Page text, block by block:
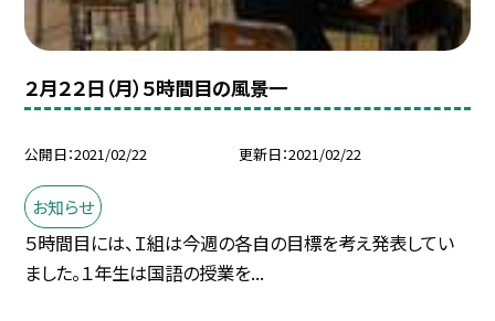
２月２２日（月）５時間目の風景一
公開日 2021/02/22 更新日 2021/02/22
お知らせ
５時間目には、Ｉ組は今週の各自の目標を考え発表してい
ました。１年生は国語の授業を...